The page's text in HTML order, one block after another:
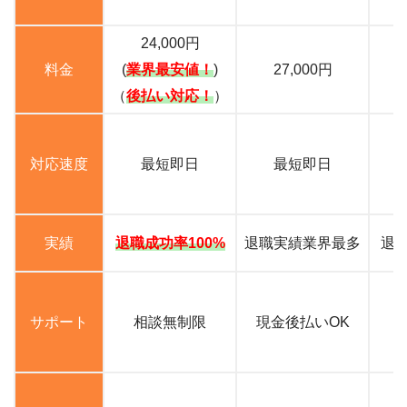
料金
24,000円
(業界最安値！)
（後払い対応！）
27,000円
対応速度 最短即日 最短即日
実績 退職成功率100% 退職実績業界最多 退
サポート 相談無制限 現金後払いOK